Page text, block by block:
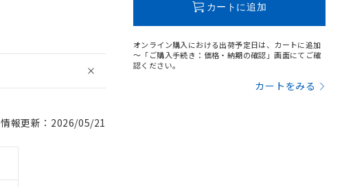
情報更新：2026/05/21
カートに追加
オンライン購入における出荷予定日は、カートに追加
～「ご購入手続き：価格・納期の確認」画面にてご確
認ください。
カートをみる